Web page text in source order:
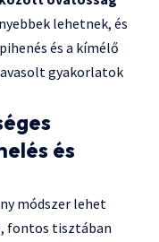
lehetnek, és
és a kímélő
gyakorlatok
és
módszer lehet
fontos tisztában